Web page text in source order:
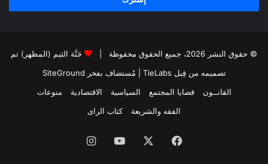
© حقوق النشر 2026، جميع الحقوق محفوظة |
جَنَّة الثيم (المظهر) تم
تصميمه من قِبل TieLabs
| مُستضاف بفخر SiteGround
القانــون
قضايا المجتمع السياسية الاقتصادية
منوعات
الفقه والشريعة
كتاب الراى
فيسبوك يوتيوبانستقرام